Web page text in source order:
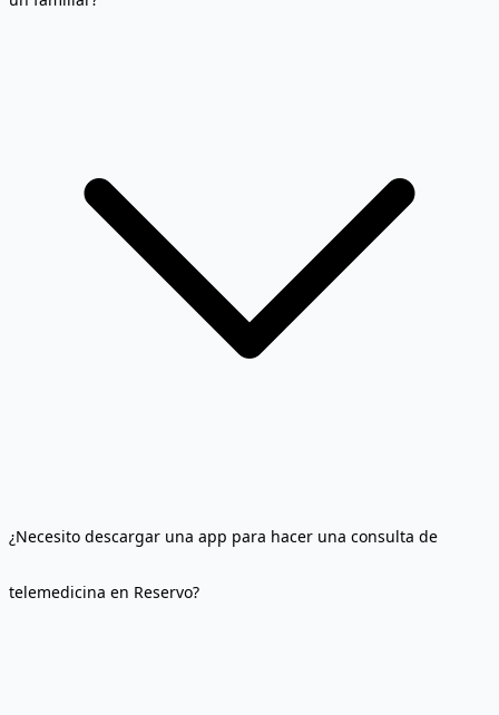
¿Necesito descargar una app para hacer una consulta de
telemedicina en Reservo?